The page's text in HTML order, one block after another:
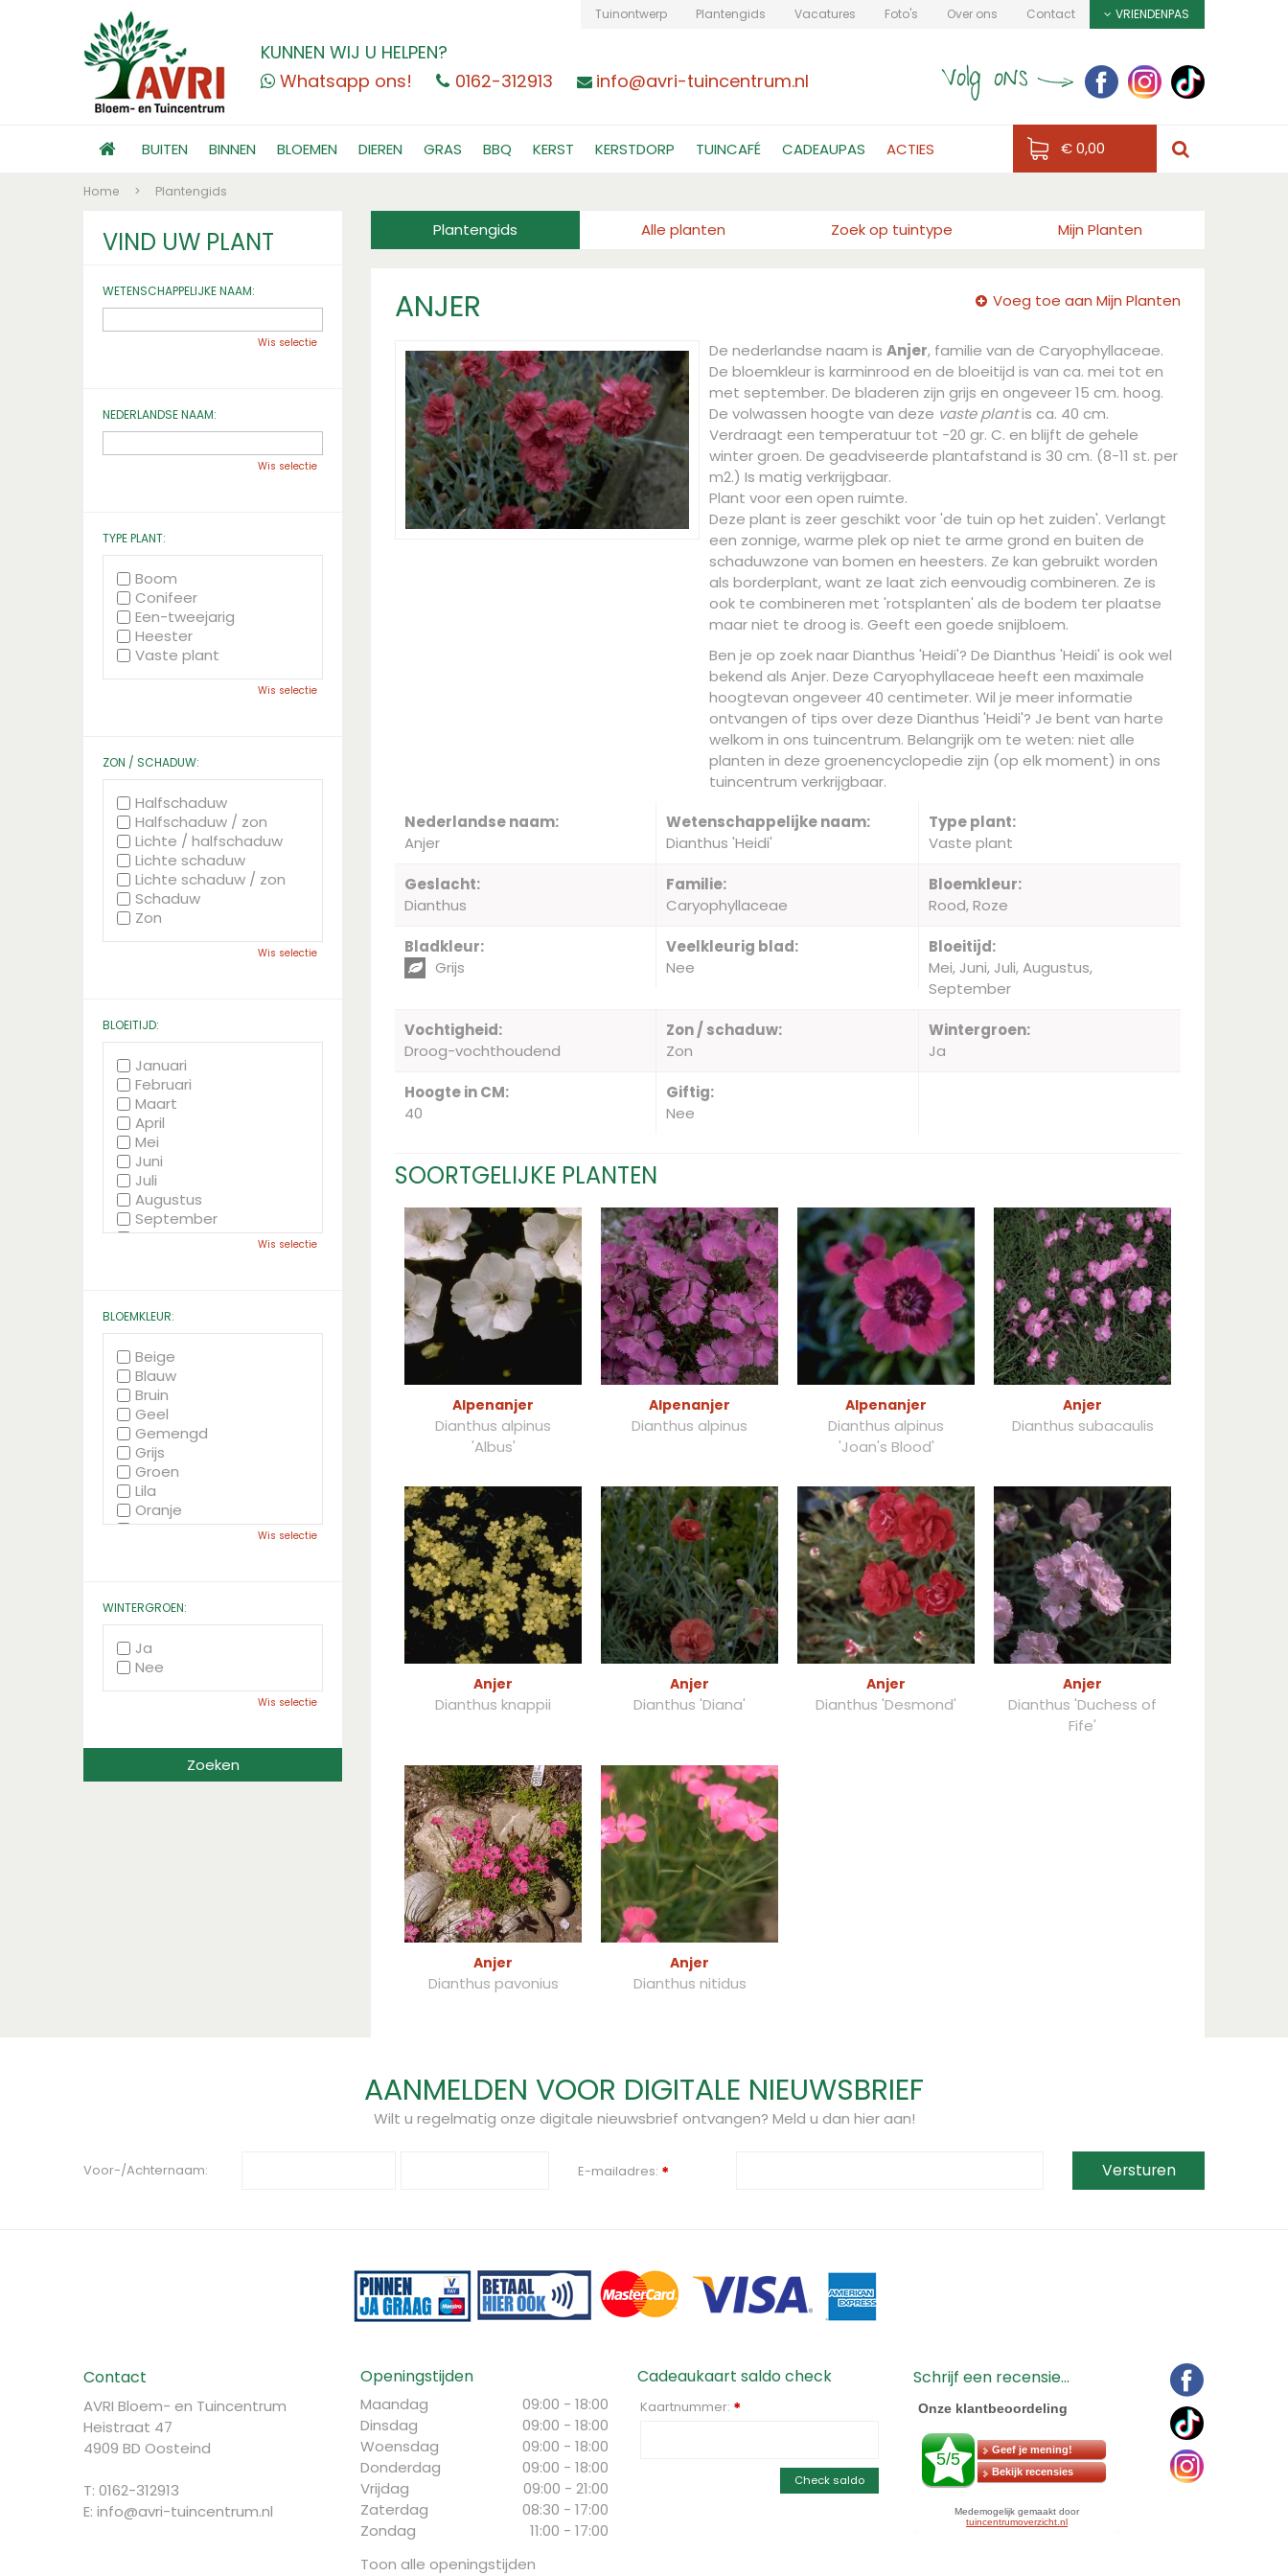
Home > Plantengids
KUNNEN WIJ U HELPEN?
Whatsapp ons!
0162-312913 info@avri-tuincentrum.nl
Tuinontwerp Plantengids Vacatures Foto's Over ons Contact VRIENDENPAS
BUITEN BINNEN BLOEMEN DIEREN GRAS BBQ KERST KERSTDORP TUINCAFÉ CADEAUPAS ACTIES € 0,00
Plantengids Alle planten Zoek op tuintype Mijn Planten
ANJER Voeg toe aan Mijn Planten
De nederlandse naam is Anjer, familie van de Caryophyllaceae.
De bloemkleur is karminrood en de bloeitijd is van ca. mei tot en
met september. De bladeren zijn grijs en ongeveer 15 cm. hoog.
De volwassen hoogte van deze vaste plantis ca. 40 cm.
Verdraagt een temperatuur tot -20 gr. C. en blijft de gehele
winter groen. De geadviseerde plantafstand is 30 cm. (8-11 st. per
m2.) Is matig verkrijgbaar.
Plant voor een open ruimte.
Deze plant is zeer geschikt voor 'de tuin op het zuiden'. Verlangt
een zonnige, warme plek op niet te arme grond en buiten de
schaduwzone van bomen en heesters. Ze kan gebruikt worden
als borderplant, want ze laat zich eenvoudig combineren. Ze is
ook te combineren met 'rotsplanten' als de bodem ter plaatse
maar niet te droog is. Geeft een goede snijbloem.
Ben je op zoek naar Dianthus 'Heidi'? De Dianthus 'Heidi' is ook wel
bekend als Anjer. Deze Caryophyllaceae heeft een maximale
hoogtevan ongeveer 40 centimeter. Wil je meer informatie
ontvangen of tips over deze Dianthus 'Heidi'? Je bent van harte
welkom in ons tuincentrum. Belangrijk om te weten: niet alle
planten in deze groenencyclopedie zijn (op elk moment) in ons
tuincentrum verkrijgbaar.
Nederlandse naam:
Anjer
Wetenschappelijke naam:
Dianthus 'Heidi'
Type plant:
Vaste plant
Geslacht:
Dianthus
Familie:
Caryophyllaceae
Bloemkleur:
Rood, Roze
Bladkleur:
Grijs
Veelkleurig blad:
Nee
Bloeitijd:
Mei, Juni, Juli, Augustus,
September
Vochtigheid:
Droog-vochthoudend
Zon / schaduw:
Zon
Wintergroen:
Ja
Hoogte in CM:
40
Giftig:
Nee
SOORTGELIJKE PLANTEN
Alpenanjer
Dianthus alpinus
'Albus'
Alpenanjer
Dianthus alpinus
Alpenanjer
Dianthus alpinus
'Joan's Blood'
Anjer
Dianthus subacaulis
Anjer
Dianthus knappii
Anjer
Dianthus 'Diana'
Anjer
Dianthus 'Desmond'
Anjer
Dianthus 'Duchess of
Fife'
Anjer
Dianthus pavonius
Anjer
Dianthus nitidus
VIND UW PLANT
WETENSCHAPPELIJKE NAAM:
Wis selectie
NEDERLANDSE NAAM:
Wis selectie
TYPE PLANT:
Boom
Conifeer
Een-tweejarig
Heester
Vaste plant
Wis selectie
ZON / SCHADUW:
Halfschaduw
Halfschaduw / zon
Lichte / halfschaduw
Lichte schaduw
Lichte schaduw / zon
Schaduw
Zon
Wis selectie
BLOEITIJD:
Januari
Februari
Maart
April
Mei
Juni
Juli
Augustus
September
Oktober
Wis selectie
BLOEMKLEUR:
Beige
Blauw
Bruin
Geel
Gemengd
Grijs
Groen
Lila
Oranje
Paars
Zwart
Wis selectie
WINTERGROEN:
Ja
Nee
Wis selectie
AANMELDEN VOOR DIGITALE NIEUWSBRIEF
Wilt u regelmatig onze digitale nieuwsbrief ontvangen? Meld u dan hier aan!
Voor-/Achternaam: E-mailadres: *
Contact
AVRI Bloem- en Tuincentrum
Heistraat 47
4909 BD Oosteind
T: 0162-312913
E: info@avri-tuincentrum.nl
Openingstijden
Maandag
09:00 - 18:00
Dinsdag
09:00 - 18:00
Woensdag
09:00 - 18:00
Donderdag
09:00 - 18:00
Vrijdag
09:00 - 21:00
Zaterdag
08:30 - 17:00
Zondag
11:00 - 17:00
Toon alle openingstijden
Cadeaukaart saldo check
Kaartnummer: *
Check saldo
Schrijf een recensie...